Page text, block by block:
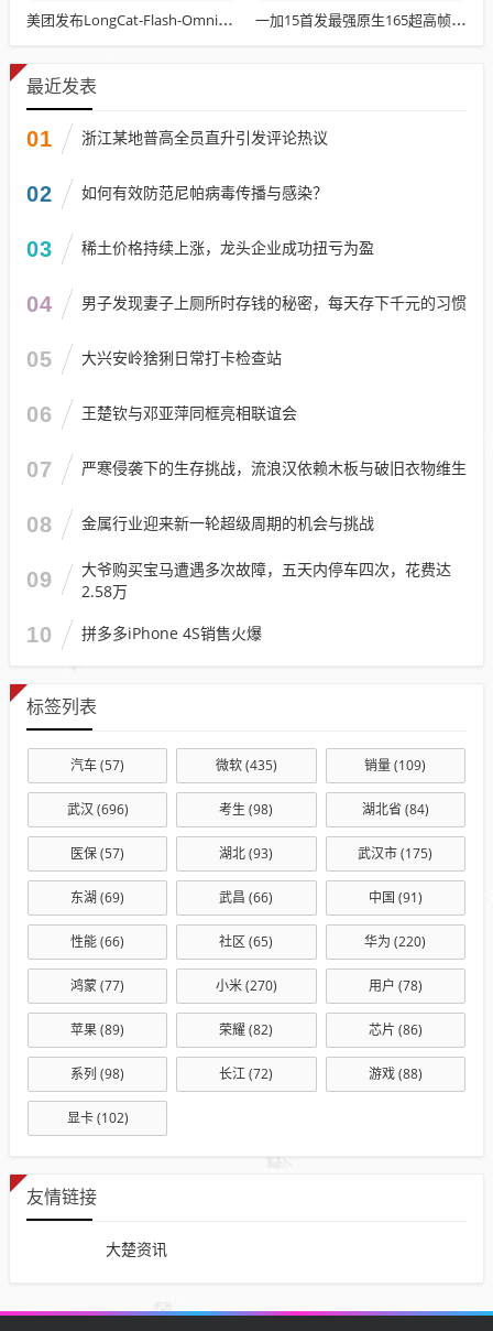
美团发布LongCat-Flash-Omni：总参数达5600亿 开源最先进水平 一加15首发最强原生165超高帧游戏：阵容前所未有
最近发表
01 浙江某地普高全员直升引发评论热议
02 如何有效防范尼帕病毒传播与感染？
03 稀土价格持续上涨，龙头企业成功扭亏为盈
04 男子发现妻子上厕所时存钱的秘密，每天存下千元的习惯
05 大兴安岭猞猁日常打卡检查站
06 王楚钦与邓亚萍同框亮相联谊会
07 严寒侵袭下的生存挑战，流浪汉依赖木板与破旧衣物维生
08 金属行业迎来新一轮超级周期的机会与挑战
09
大爷购买宝马遭遇多次故障，五天内停车四次，花费达
2.58万
10 拼多多iPhone 4S销售火爆
标签列表
汽车(57) 微软(435) 销量(109)
武汉 (696) 考生 (98) 湖北省 (84)
医保(57) 湖北(93) 武汉市(175)
东湖 (69) 武昌 (66) 中国 (91)
性能(66) 社区 (65) 华为 (220)
鸿蒙(77) 小米(270) 用户 (78)
苹果(89) 荣耀(82) 芯片 (86)
系列 (98) 长江(72) 游戏(88)
显卡(102)
友情链接
大楚资讯